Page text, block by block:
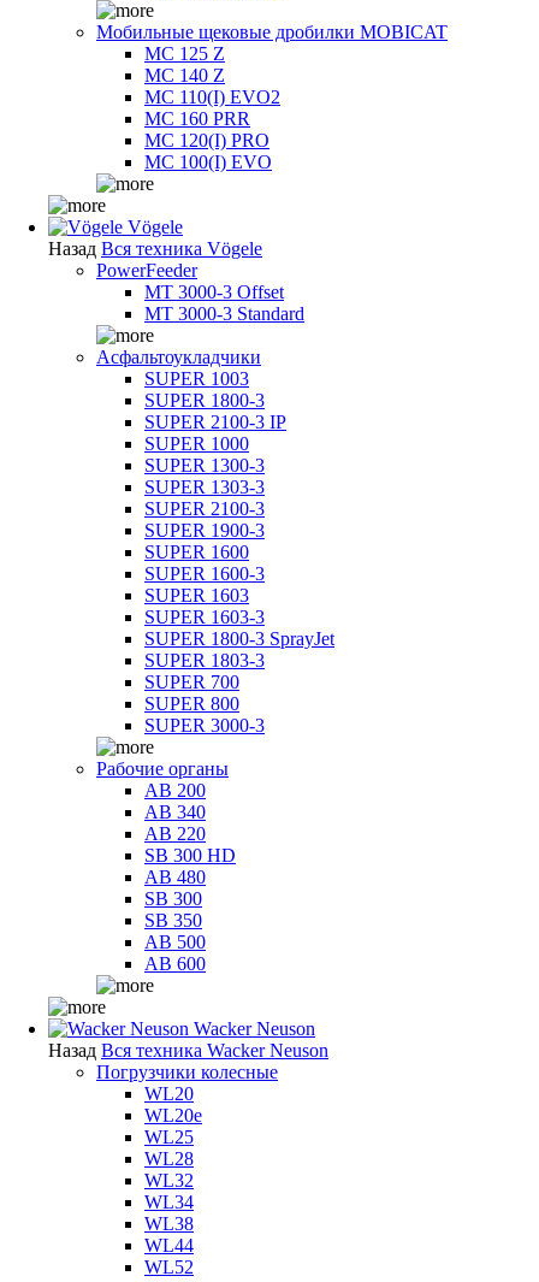
Мобильные щековые дробилки MOBICAT
MC 125 Z
MC 140 Z
MC 110(I) EVO2
MC 160 PRR
MC 120(I) PRO
MC 100(I) EVO
Vögele
Назад Вся техника Vögele
PowerFeeder
MT 3000-3 Offset
MT 3000-3 Standard
Асфальтоукладчики
SUPER 1003
SUPER 1800-3
SUPER 2100-3 IP
SUPER 1000
SUPER 1300-3
SUPER 1303-3
SUPER 2100-3
SUPER 1900-3
SUPER 1600
SUPER 1600-3
SUPER 1603
SUPER 1603-3
SUPER 1800-3 SprayJet
SUPER 1803-3
SUPER 700
SUPER 800
SUPER 3000-3
Рабочие органы
AB 200
AB 340
AB 220
SB 300 HD
AB 480
SB 300
SB 350
AB 500
AB 600
Wacker Neuson
Назад Вся техника Wacker Neuson
Погрузчики колесные
WL20
WL20e
WL25
WL28
WL32
WL34
WL38
WL44
WL52